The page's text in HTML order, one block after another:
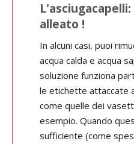
alleato !
In alcuni casi, puoi
acqua calda e acqua
soluzione funziona
le etichette attaccate
come quelle dei
esempio. Quando
sufficiente (come